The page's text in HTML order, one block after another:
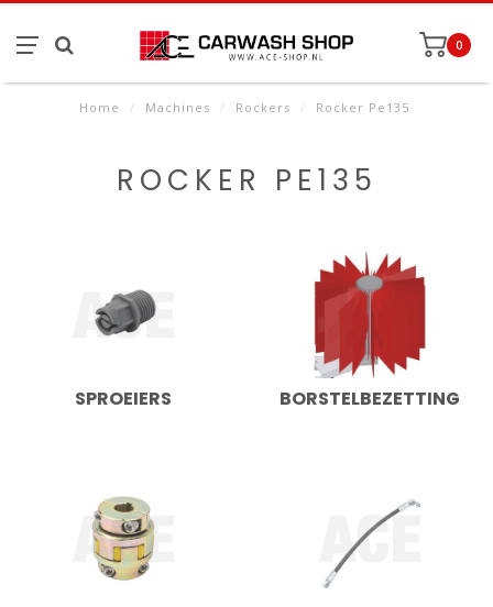
0
Home / Machines / Rockers / Rocker Pe135
ROCKER PE135
SPROEIERS BORSTELBEZETTING